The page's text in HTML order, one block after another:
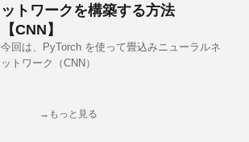
ットワークを構築する方法
【CNN】
今回は、PyTorch を使って畳込みニューラルネ
ットワーク（CNN）
→もっと見る